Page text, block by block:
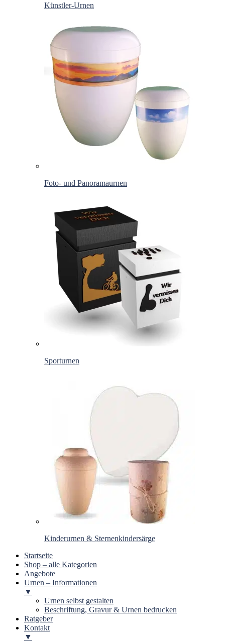
Künstler-Urnen
Foto- und Panoramaurnen
Sporturnen
Kinderurnen & Sternenkindersärge
Startseite
Shop – alle Kategorien
Angebote
Urnen – Informationen
▼
Urnen selbst gestalten
Beschriftung, Gravur & Urnen bedrucken
Ratgeber
Kontakt
▼